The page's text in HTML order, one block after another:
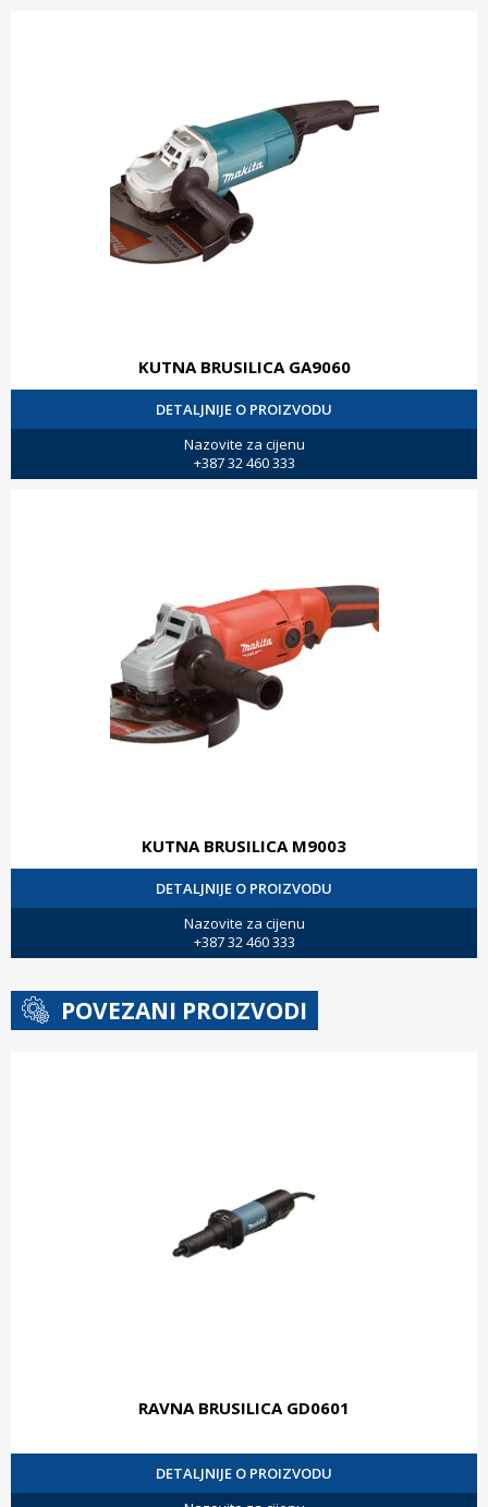
KUTNA BRUSILICA GA9060
DETALJNIJE O PROIZVODU
Nazovite za cijenu
+387 32 460 333
KUTNA BRUSILICA M9003
DETALJNIJE O PROIZVODU
Nazovite za cijenu
+387 32 460 333
POVEZANI PROIZVODI
RAVNA BRUSILICA GD0601
DETALJNIJE O PROIZVODU